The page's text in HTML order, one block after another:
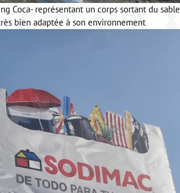
Coca- représentant un corps sortant du sable
bien adaptée à son environnement